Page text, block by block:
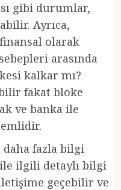
gibi durumlar,
Ayrıca,
olarak
arasında
kalkar mı?
fakat bloke
ve banka ile
fazla bilgi
ilgili detaylı bilgi
geçebilir ve